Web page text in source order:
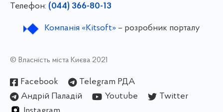
Телефон: (044) 366-80-13
Компанія «Kitsoft»– розробник порталу
© Власність міста Києва 2021
Facebook
Telegram РДА
Андрій Паладій
Youtube
Twitter